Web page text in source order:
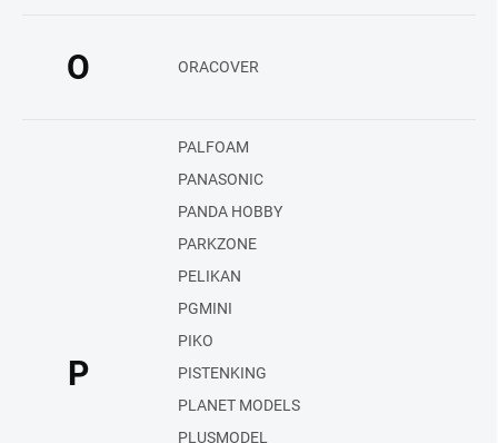
O ORACOVER
P
PALFOAM
PANASONIC
PANDA HOBBY
PARKZONE
PELIKAN
PGMINI
PIKO
PISTENKING
PLANET MODELS
PLUSMODEL